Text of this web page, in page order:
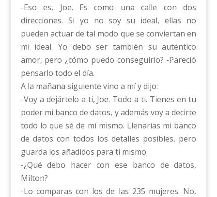
-Eso es, Joe. Es como una calle con dos
direcciones. Si yo no soy su ideal, ellas no
pueden actuar de tal modo que se conviertan en
mi ideal. Yo debo ser también su auténtico
amor, pero ¿cómo puedo conseguirlo? -Pareció
pensarlo todo el día.
A la mañana siguiente vino a mí y dijo:
-Voy a dejártelo a ti, Joe. Todo a ti. Tienes en tu
poder mi banco de datos, y además voy a decirte
todo lo que sé de mí mismo. Llenarías mi banco
de datos con todos los detalles posibles, pero
guarda los añadidos para ti mismo.
-¿Qué debo hacer con ese banco de datos,
Milton?
-Lo comparas con los de las 235 mujeres. No,